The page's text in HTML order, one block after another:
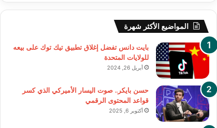
المواضيع الأكثر شهرة
بايت دانس تفضل إغلاق تطبيق تيك توك على بيعه
للولايات المتحدة
أبريل 26, 2024
حسن بايكر.. صوت اليسار الأميركي الذي كسر
قواعد المحتوى الرقمي
أكتوبر 6, 2025